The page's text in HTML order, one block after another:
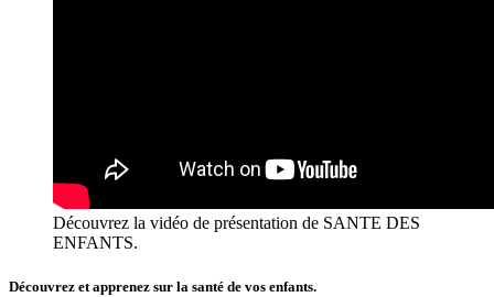
Découvrez la vidéo de présentation de SANTE DES
ENFANTS.
Découvrez et apprenez sur la santé de vos enfants.